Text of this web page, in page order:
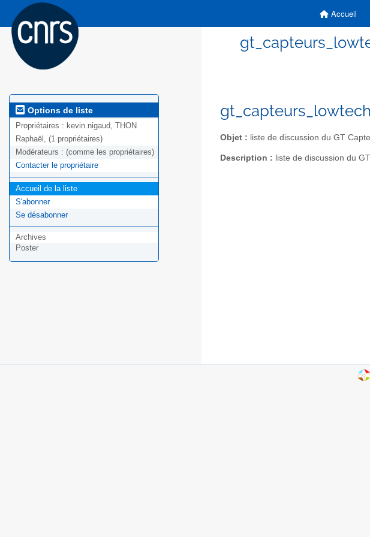
Accueil
Options de liste
Propriétaires : kevin.nigaud, THON
Raphaël, (1 propriétaires)
Modérateurs : (comme les propriétaires)
Contacter le propriétaire
Accueil de la liste
S'abonner
Se désabonner
Archives
Poster
Objet : liste de discussion du GT
Description : liste de discussion du